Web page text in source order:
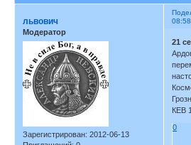
львович
Модератор
Зарегистрирован: 2012-06-13
21
КЕВ
0